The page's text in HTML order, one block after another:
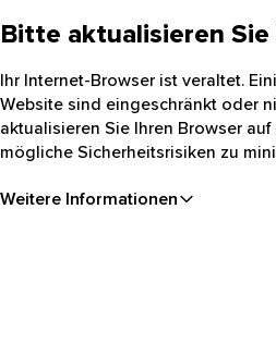
Bitte aktualisieren
Ihr Internet-Browser ist veraltet.
Website sind eingeschränkt oder
aktualisieren Sie Ihren Browser
mögliche Sicherheitsrisiken zu
Weitere Informationen